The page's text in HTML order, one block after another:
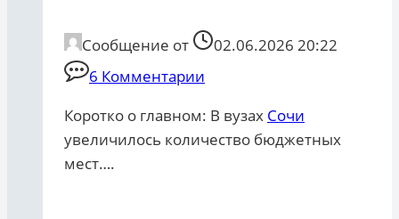
Сообщение от
02.06.2026 20:22
6 Комментарии
Коротко о главном: В вузах Сочи
увеличилось количество бюджетных
мест….